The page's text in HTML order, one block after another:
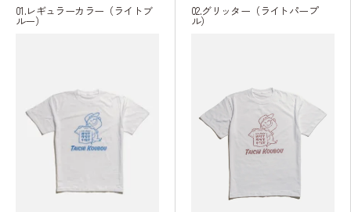
01.レギュラーカラー（ライトブ
ルー）
02.グリッター（ライトパープ
ル）